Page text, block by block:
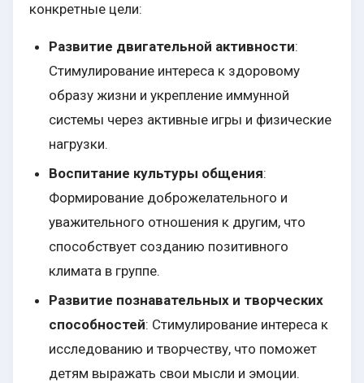
конкретные цели:
Развитие двигательной активности:
Стимулирование интереса к здоровому
образу жизни и укрепление иммунной
системы через активные игры и физические
нагрузки.
Воспитание культуры общения:
Формирование доброжелательного и
уважительного отношения к другим, что
способствует созданию позитивного
климата в группе.
Развитие познавательных и творческих
способностей: Стимулирование интереса к
исследованию и творчеству, что поможет
детям выражать свои мысли и эмоции.